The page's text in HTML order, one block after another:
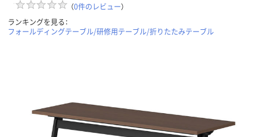
（0件のレビュー）
ランキングを見る：
フォールディングテーブル/研修用テーブル/折りたたみテーブル